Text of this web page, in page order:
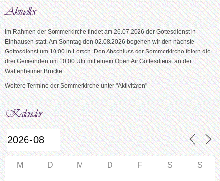
Im Rahmen der Sommerkirche findet am 26.07.2026 der Gottesdienst in
Einhausen statt. Am Sonntag den 02.08.2026 begehen wir den nächste
Gottesdienst um 10:00 in Lorsch. Den Abschluss der Sommerkirche feiern die
drei Gemeinden um 10:00 Uhr mit einem Open Air Gottesdienst an der
Wattenheimer Brücke.
Weitere Termine der Sommerkirche unter "Aktivitäten"
M D M D F S S